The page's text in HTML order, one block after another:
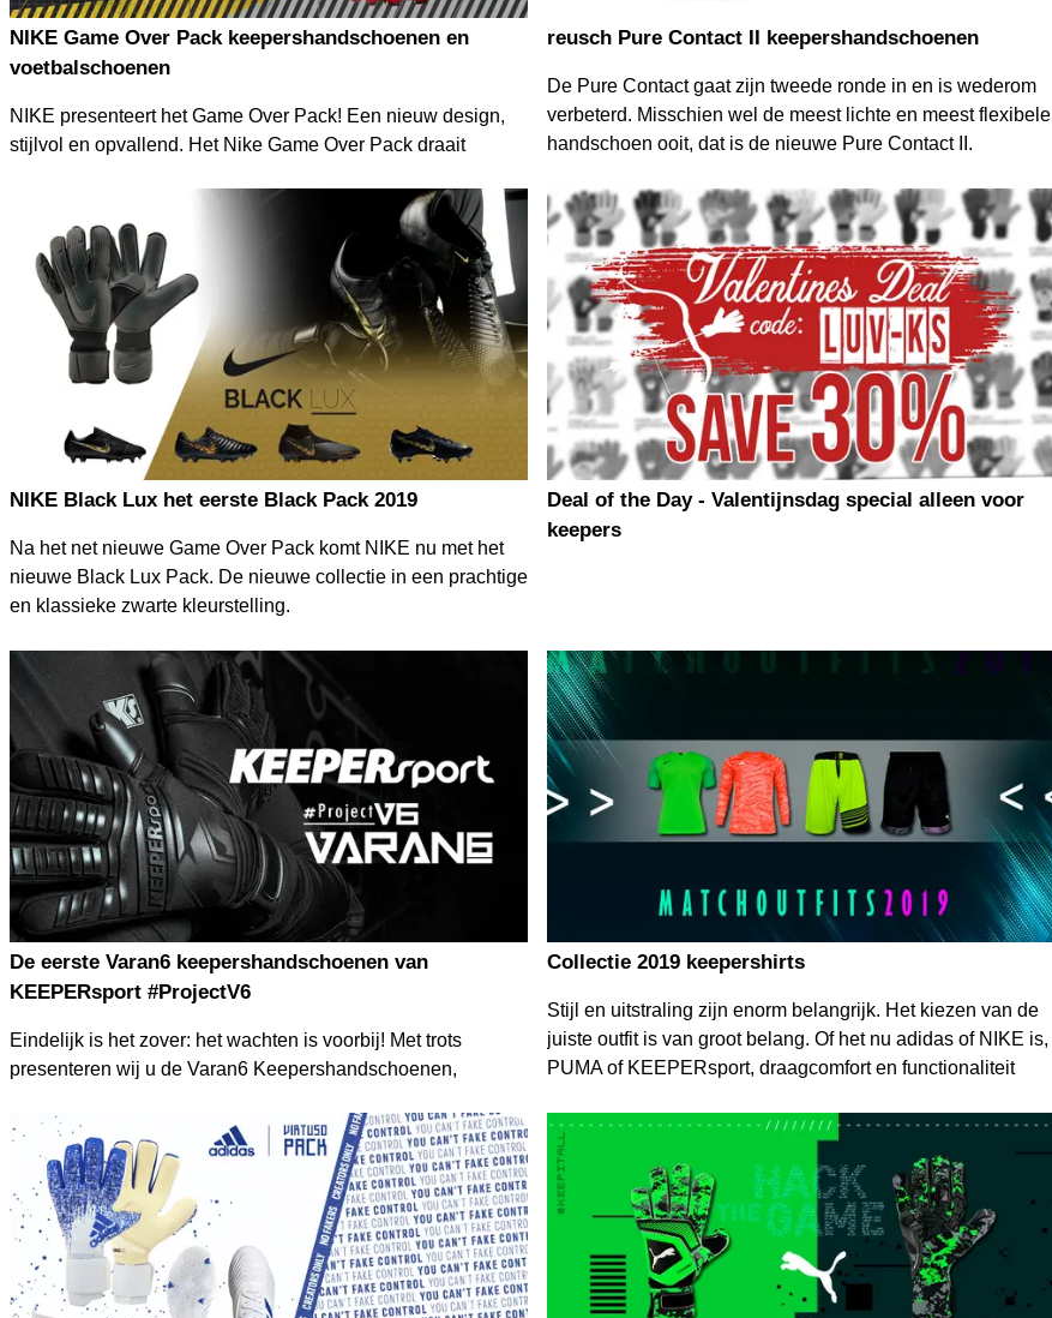
NIKE Game Over Pack keepershandschoenen en
voetbalschoenen
NIKE presenteert het Game Over Pack! Een nieuw design,
stijlvol en opvallend. Het Nike Game Over Pack draait
reusch Pure Contact II keepershandschoenen
De Pure Contact gaat zijn tweede ronde in en is wederom
verbeterd. Misschien wel de meest lichte en meest flexibele
handschoen ooit, dat is de nieuwe Pure Contact II.
NIKE Black Lux het eerste Black Pack 2019
Na het net nieuwe Game Over Pack komt NIKE nu met het
nieuwe Black Lux Pack. De nieuwe collectie in een prachtige
en klassieke zwarte kleurstelling.
Deal of the Day - Valentijnsdag special alleen voor
keepers
De eerste Varan6 keepershandschoenen van
KEEPERsport #ProjectV6
Eindelijk is het zover: het wachten is voorbij! Met trots
presenteren wij u de Varan6 Keepershandschoenen,
samenwerking met veel amateur- en profkeepers
presenteren wij u een model welke is voorzien van alle must-
haves voor elke doelman!
Collectie 2019 keepershirts
Stijl en uitstraling zijn enorm belangrijk. Het kiezen van de
juiste outfit is van groot belang. Of het nu adidas of NIKE is,
PUMA of KEEPERsport, draagcomfort en functionaliteit
voor een mooie en functionele outfit.